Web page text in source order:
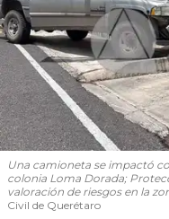
Una camioneta se impactó
colonia Loma Dorada;
valoración de riesgos en la
Civil de Querétaro